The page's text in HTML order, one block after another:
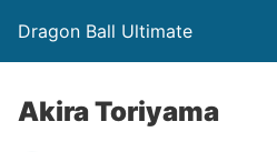
Dragon Ball Ultimate
Akira Toriyama